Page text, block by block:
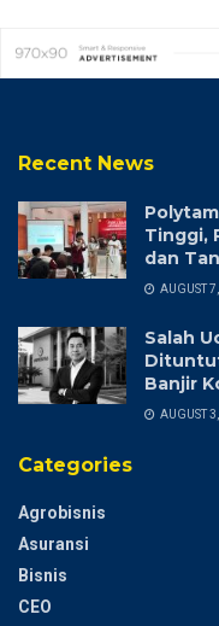
Recent News
Tinggi,
dan
AUGUST
Salah
Banjir
AUGUST
Categories
Agrobisnis
Asuransi
Bisnis
CEO